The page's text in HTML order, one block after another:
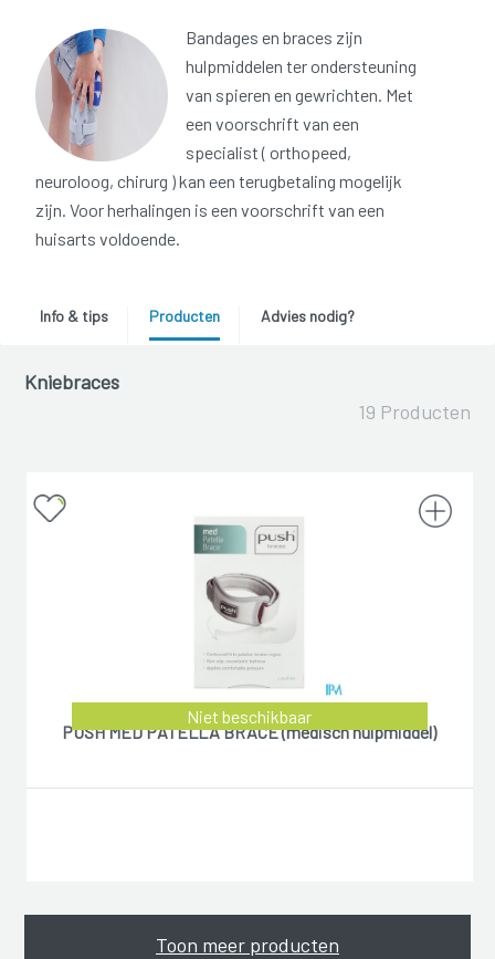
Bandages en braces zijn
hulpmiddelen ter ondersteuning
van spieren en gewrichten. Met
een voorschrift van een
specialist ( orthopeed,
neuroloog, chirurg ) kan een terugbetaling mogelijk
zijn. Voor herhalingen is een voorschrift van een
huisarts voldoende.
Info & tips Producten Advies nodig?
Kniebraces
19 Producten
Niet beschikbaar
PUSH MED PATELLA BRACE (medisch hulpmiddel)
Toon meer producten